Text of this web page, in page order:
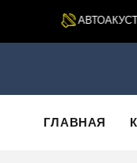
ГЛАВНАЯ